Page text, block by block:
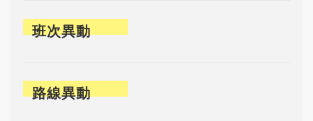
班次異動
路線異動